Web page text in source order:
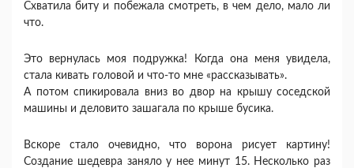
Схватила биту и побежала смотреть, в чем дело, мало ли
что.
Это вернулась моя подружка! Когда она меня увидела,
стала кивать головой и что-то мне «рассказывать».
А потом спикировала вниз во двор на крышу соседской
машины и деловито зашагала по крыше бусика.
Вскоре стало очевидно, что ворона рисует картину!
Создание шедевра заняло у нее минут 15. Несколько раз